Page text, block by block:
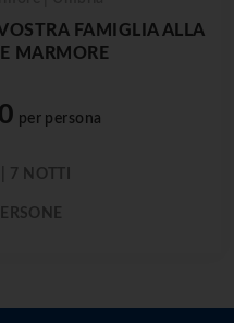
FAMIGLIA ALLA
MARMORE
per persona
7 NOTTI